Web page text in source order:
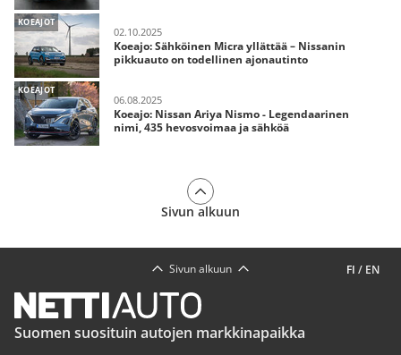
KOEAJOT
02.10.2025
Koeajo: Sähköinen Micra yllättää – Nissanin
pikkuauto on todellinen ajonautinto
KOEAJOT
06.08.2025
Koeajo: Nissan Ariya Nismo - Legendaarinen
nimi, 435 hevosvoimaa ja sähköä
Sivun alkuun
FI / EN
Sivun alkuun
Suomen suosituin autojen markkinapaikka